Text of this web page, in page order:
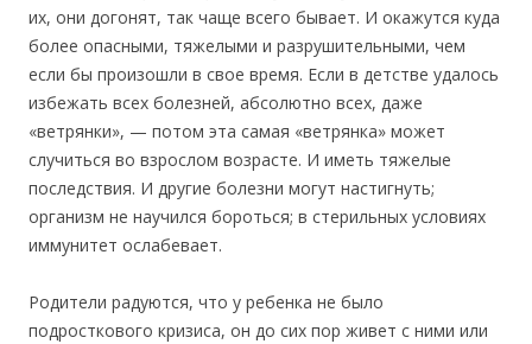
их, они догонят, так чаще всего бывает. И окажутся куда
более опасными, тяжелыми и разрушительными, чем
если бы произошли в свое время. Если в детстве удалось
избежать всех болезней, абсолютно всех, даже
«ветрянки», — потом эта самая «ветрянка» может
случиться во взрослом возрасте. И иметь тяжелые
последствия. И другие болезни могут настигнуть;
организм не научился бороться; в стерильных условиях
иммунитет ослабевает.
Родители радуются, что у ребенка не было
подросткового кризиса, он до сих пор живет с ними или